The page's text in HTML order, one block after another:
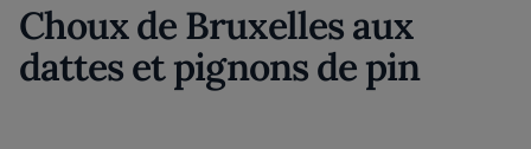
Choux de Bruxelles aux
dattes et pignons de pin